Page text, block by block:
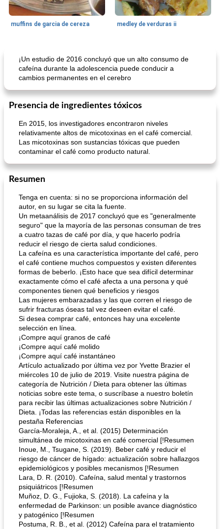
muffins de garcia de cereza medley de verduras ii
barras de manzana con canela y corteza de mijo
¡Un estudio de 2016 concluyó que un alto consumo de
cafeína durante la adolescencia puede conducir a
cambios permanentes en el cerebro
Presencia de ingredientes tóxicos
En 2015, los investigadores encontraron niveles
relativamente altos de micotoxinas en el café comercial.
Las micotoxinas son sustancias tóxicas que pueden
contaminar el café como producto natural.
Resumen
Tenga en cuenta: si no se proporciona información del
autor, en su lugar se cita la fuente.
Un metaanálisis de 2017 concluyó que es "generalmente
seguro" que la mayoría de las personas consuman de tres
a cuatro tazas de café por día, y que hacerlo podría
reducir el riesgo de cierta salud condiciones.
La cafeína es una característica importante del café, pero
el café contiene muchos compuestos y existen diferentes
formas de beberlo. ¡Esto hace que sea difícil determinar
exactamente cómo el café afecta a una persona y qué
componentes tienen qué beneficios y riesgos
Las mujeres embarazadas y las que corren el riesgo de
sufrir fracturas óseas tal vez deseen evitar el café.
Si desea comprar café, entonces hay una excelente
selección en línea.
¡Compre aquí granos de café
¡Compre aquí café molido
¡Compre aquí café instantáneo
Artículo actualizado por última vez por Yvette Brazier el
miércoles 10 de julio de 2019. Visite nuestra página de
categoría de Nutrición / Dieta para obtener las últimas
noticias sobre este tema, o suscríbase a nuestro boletín
para recibir las últimas actualizaciones sobre Nutrición /
Dieta. ¡Todas las referencias están disponibles en la
pestaña Referencias
García-Moraleja, A., et al. (2015) Determinación
simultánea de micotoxinas en café comercial [!Resumen
Inoue, M., Tsugane, S. (2019). Beber café y reducir el
riesgo de cáncer de hígado: actualización sobre hallazgos
epidemiológicos y posibles mecanismos [!Resumen
Lara, D. R. (2010). Cafeína, salud mental y trastornos
psiquiátricos [!Resumen
Muñoz, D. G., Fujioka, S. (2018). La cafeína y la
enfermedad de Parkinson: un posible avance diagnóstico
y patogénico [!Resumen
Postuma, R. B., et al. (2012) Cafeína para el tratamiento